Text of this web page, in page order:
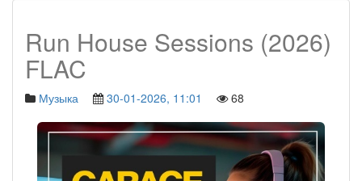
Run House Sessions (2026)
FLAC
Музыка 30-01-2026, 11:01 68